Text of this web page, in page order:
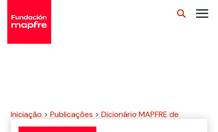
Iniciação >Publicações >Dicionário MAPFRE de
Seguros>endowment insurance